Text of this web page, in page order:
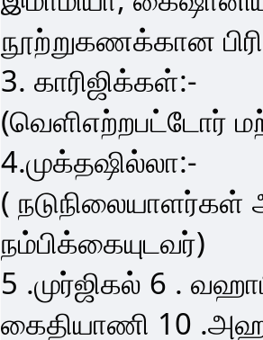
நூற்றுகணக்கான
3. காரிஜிக்கள்:-
(வெளிஎற்றபட்டோர்
4.முக்தஷில்லா:-
(
நம்பிக்கையுடவர்)
5 .முர்ஜிகல் 6 .
கைதியாணி 10